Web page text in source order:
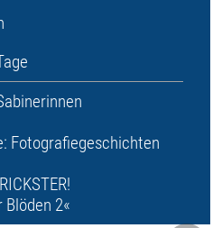
Fotografiegeschichten
Blöden 2«